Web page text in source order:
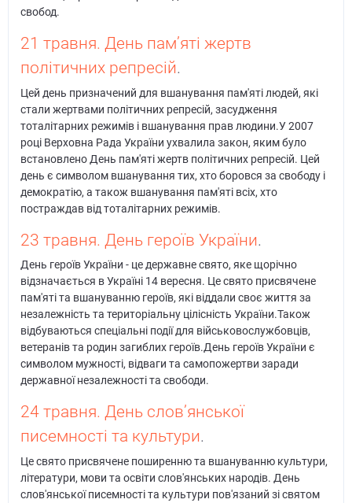
свобод.
21 травня. День пам’яті жертв
політичних репресій.
Цей день призначений для вшанування пам'яті людей, які
стали жертвами політичних репресій, засудження
тоталітарних режимів і вшанування прав людини.У 2007
році Верховна Рада України ухвалила закон, яким було
встановлено День пам'яті жертв політичних репресій. Цей
день є символом вшанування тих, хто боровся за свободу і
демократію, а також вшанування пам'яті всіх, хто
постраждав від тоталітарних режимів.
23 травня. День героїв України.
День героїв України - це державне свято, яке щорічно
відзначається в Україні 14 вересня. Це свято присвячене
пам'яті та вшануванню героїв, які віддали своє життя за
незалежність та територіальну цілісність України.Також
відбуваються спеціальні події для військовослужбовців,
ветеранів та родин загиблих героїв.День героїв України є
символом мужності, відваги та самопожертви заради
державної незалежності та свободи.
24 травня. День слов’янської
писемності та культури.
Це свято присвячене поширенню та вшануванню культури,
літератури, мови та освіти слов'янських народів. День
слов'янської писемності та культури пов'язаний зі святом